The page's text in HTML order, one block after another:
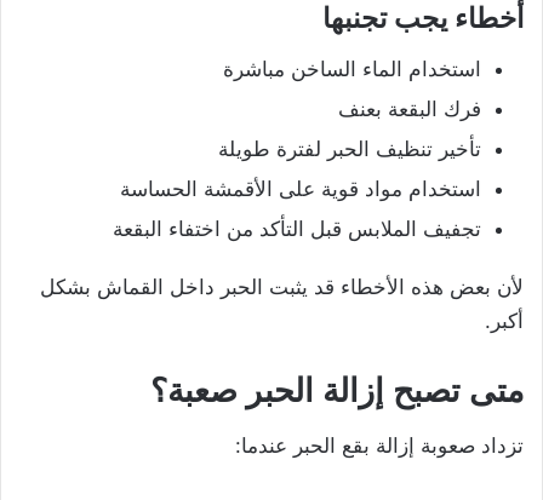
أخطاء يجب تجنبها
استخدام الماء الساخن مباشرة
فرك البقعة بعنف
تأخير تنظيف الحبر لفترة طويلة
استخدام مواد قوية على الأقمشة الحساسة
تجفيف الملابس قبل التأكد من اختفاء البقعة
لأن بعض هذه الأخطاء قد يثبت الحبر داخل القماش بشكل
أكبر.
متى تصبح إزالة الحبر صعبة؟
تزداد صعوبة إزالة بقع الحبر عندما: